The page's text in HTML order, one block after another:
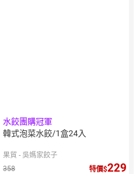
水餃團購冠軍
韓式泡菜水餃/1盒24入
果貿 - 吳媽家餃子
358
特價 229